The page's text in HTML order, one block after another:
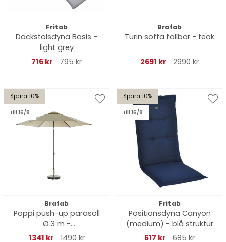
Fritab
Däckstolsdyna Basis -
light grey
716 kr
795 kr
Brafab
Turin soffa fällbar - teak
2691 kr 2990 kr
Spara 10%
till 16/8
Brafab
Poppi push-up parasoll
Ø 3 m -
antracit/champagne
1341 kr 1490 kr
Spara 10%
till 16/8
Fritab
Positionsdyna Canyon
(medium) - blå struktur
617 kr
685 kr